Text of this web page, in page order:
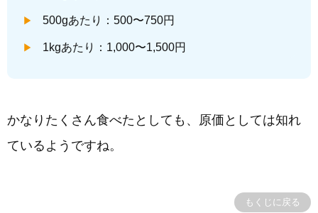
500gあたり：500〜750円
1kgあたり：1,000〜1,500円
かなりたくさん食べたとしても、原価としては知れ
ているようですね。
もくじに戻る